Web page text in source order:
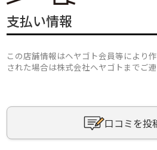
支払い情報
この店舗情報はヘヤゴト会員等により
された場合は株式会社ヘヤゴトまでご連
口コミを投